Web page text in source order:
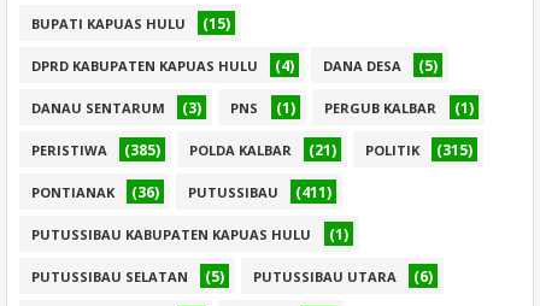
BUPATI KAPUAS HULU (15)
DPRD KABUPATEN KAPUAS HULU (4) DANA DESA (5)
DANAU SENTARUM (3) PNS (1) PERGUB KALBAR (1)
PERISTIWA (385) POLDA KALBAR (21) POLITIK (315)
PONTIANAK (36) PUTUSSIBAU (411)
PUTUSSIBAU KABUPATEN KAPUAS HULU (1)
PUTUSSIBAU SELATAN (5) PUTUSSIBAU UTARA (6)